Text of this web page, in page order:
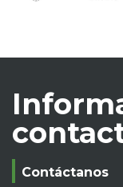
Contáctanos